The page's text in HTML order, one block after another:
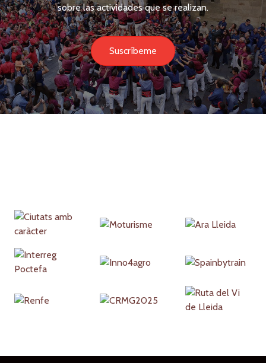
sobre las actividades que se realizan.
Suscríbeme
Partners